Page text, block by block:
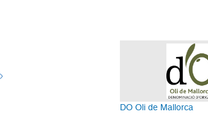
DO Oli de Mallorca